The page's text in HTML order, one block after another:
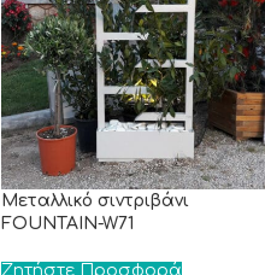
Μεταλλικό σιντριβάνι
FOUNTAIN-W71
Ζητήστε Προσφορά